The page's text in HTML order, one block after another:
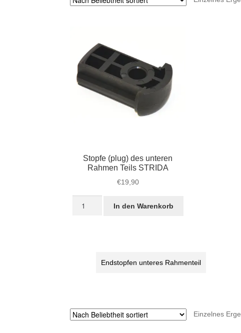
Stopfe (plug) des unteren
Rahmen Teils STRIDA
€19,90
In den Warenkorb
Endstopfen unteres Rahmenteil
Einzelnes